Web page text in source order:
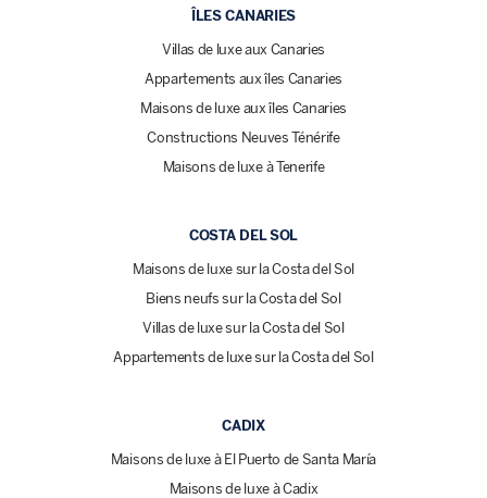
ÎLES CANARIES
Villas de luxe aux Canaries
Appartements aux îles Canaries
Maisons de luxe aux îles Canaries
Constructions Neuves Ténérife
Maisons de luxe à Tenerife
COSTA DEL SOL
Maisons de luxe sur la Costa del Sol
Biens neufs sur la Costa del Sol
Villas de luxe sur la Costa del Sol
Appartements de luxe sur la Costa del Sol
CADIX
Maisons de luxe à El Puerto de Santa María
Maisons de luxe à Cadix